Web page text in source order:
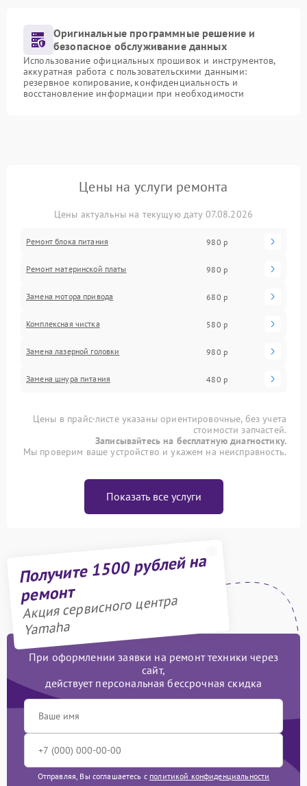
Оригинальные программные решение и
безопасное обслуживание данных
Использование официальных прошивок и инструментов,
аккуратная работа с пользовательскими данными:
резервное копирование, конфиденциальность и
восстановление информации при необходимости
Цены на услуги ремонта
Цены актуальны на текущую дату 07.08.2026
Ремонт блока питания 980 р
Ремонт материнской платы 980 р
Замена мотора привода 680 р
Комплексная чистка 580 р
Замена лазерной головки 980 р
Замена шнура питания 480 р
Цены в прайс-листе указаны ориентировочные, без учета
стоимости запчастей.
Записывайтесь на бесплатную диагностику.
Мы проверим ваше устройство и укажем на неисправность.
Показать все услуги
Получите 1500 рублей на
ремонт
Акция сервисного центра
Yamaha
При оформлении заявки на ремонт техники через
сайт,
действует персональная бессрочная скидка
Отправляя, Вы соглашаетесь с политикой конфиденциальности